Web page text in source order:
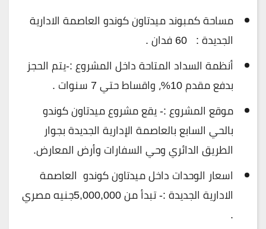
مساحة كمبوند ميدتاون كوندو العاصمة الادارية
الجديدة : 60 فدان .
أنظمة السداد المتاحة داخل المشروع :-يتم الحجز
بدفع مقدم 10%، واقساط حتي 7 سنوات .
موقع المشروع :- يقع مشروع ميدتاون كوندو
بالحي السابع بالعاصمة الإدارية الجديدة بجوار
الطريق الدائري وحي السفارات وأرض المعارض.
اسعار الوحدات داخل ميدتاون كوندو العاصمة
الادارية الجديدة :- تبدأ من 5,000,000جنيه مصري
.